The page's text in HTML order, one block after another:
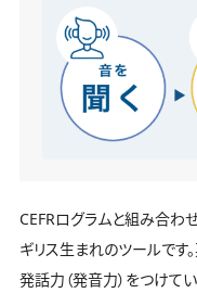
CEFRログラムと組み合
ギリス生まれのツールです
発話力（発音力）をつけて